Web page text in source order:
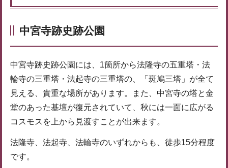
中宮寺跡史跡公園
中宮寺跡史跡公園には、1箇所から法隆寺の五重塔・法
輪寺の三重塔・法起寺の三重塔の、「斑鳩三塔」が全て
見える、貴重な場所があります。また、中宮寺の塔と金
堂のあった基壇が復元されていて、秋には一面に広がる
コスモスを上から見渡すことが出来ます。
法隆寺、法起寺、法輪寺のいずれからも、徒歩15分程度
です。